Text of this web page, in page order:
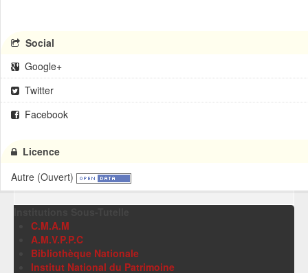
Social
Google+
Twitter
Facebook
Licence
Autre (Ouvert)
C.M.A.M
A.M.V.P.P.C
Bibliothèque Nationale
Institut National du Patrimoine